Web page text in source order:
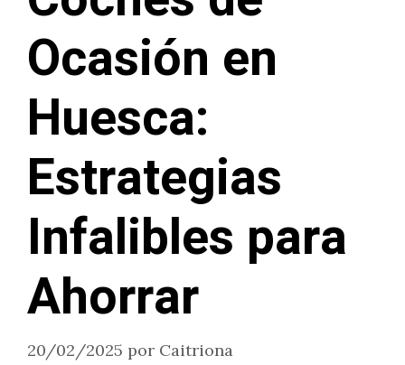
Ocasión en
Huesca:
Estrategias
Infalibles para
Ahorrar
20/02/2025 por Caitriona